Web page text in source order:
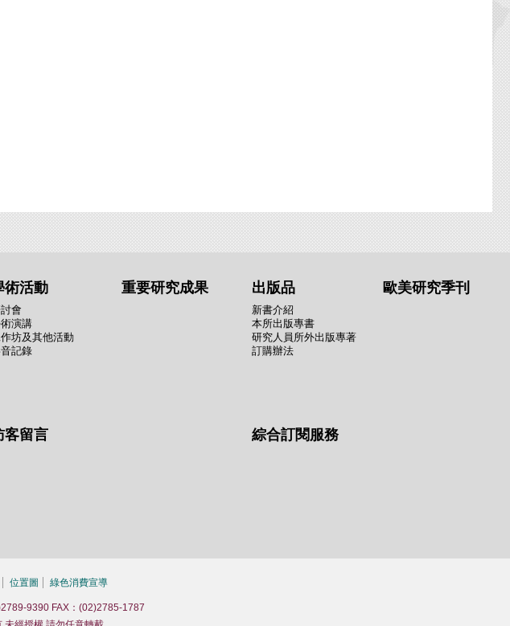
術活動
會
演講
坊及其他活動
記錄
重要研究成果 出版品
新書介紹
本所出版專書
研究人員所外出版專著
訂購辦法
歐美研究季刊
客留言 綜合訂閱服務
位置圖 綠色消費宣導
9390 FAX：(02)2785-1787